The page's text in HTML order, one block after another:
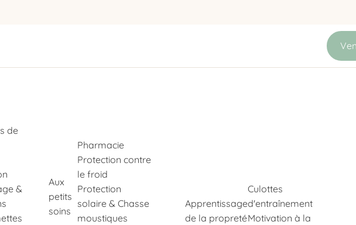
de
&
Aux
petits
soins
Pharmacie
Protection contre
le froid
Protection
solaire & Chasse
moustiques
Apprentissage
de la propreté
Culottes
d'entraînement
Motivation à la